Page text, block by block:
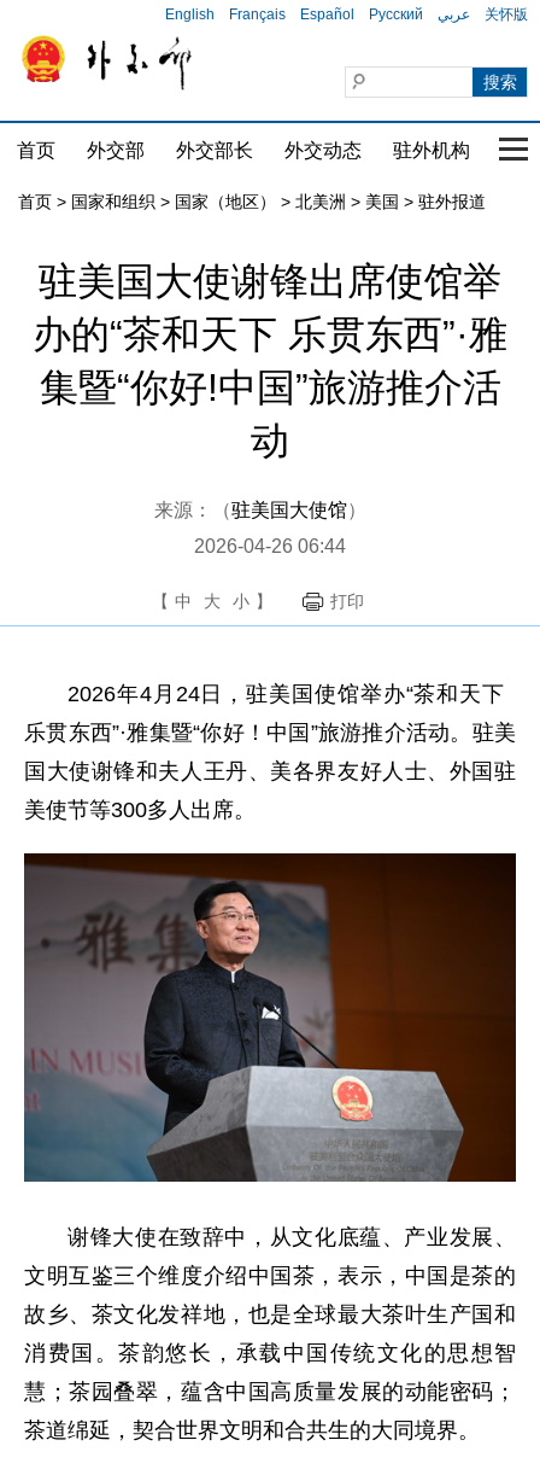
English Français Español Русский عربي 关怀版
首页 外交部 外交部长 外交动态 驻外机构 国
首页 > 国家和组织 > 国家（地区） > 北美洲 > 美国 > 驻外报道
驻美国大使谢锋出席使馆举
办的“茶和天下 乐贯东西”·雅
集暨“你好!中国”旅游推介活
动
来源：（驻美国大使馆）
2026-04-26 06:44
【 中 大 小 】 打印
2026年4月24日，驻美国使馆举办“茶和天下
乐贯东西”·雅集暨“你好！中国”旅游推介活动。驻美
国大使谢锋和夫人王丹、美各界友好人士、外国驻
美使节等300多人出席。
谢锋大使在致辞中，从文化底蕴、产业发展、
文明互鉴三个维度介绍中国茶，表示，中国是茶的
故乡、茶文化发祥地，也是全球最大茶叶生产国和
消费国。茶韵悠长，承载中国传统文化的思想智
慧；茶园叠翠，蕴含中国高质量发展的动能密码；
茶道绵延，契合世界文明和合共生的大同境界。